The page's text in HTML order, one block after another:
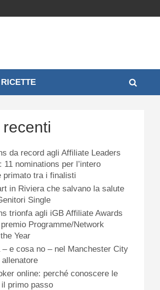
RICETTE
da record agli Affiliate Leaders
11 nominations per l’intero
primato tra i finalisti
in Riviera che salvano la salute
Single
trionfa agli iGB Affiliate Awards
Programme/Network
Year
– e cosa no – nel Manchester City
online: perché conoscere le
primo passo